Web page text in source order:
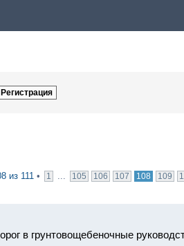
из 111 • 1 ... 105 106 107 108 109
в грунтовощебеночные